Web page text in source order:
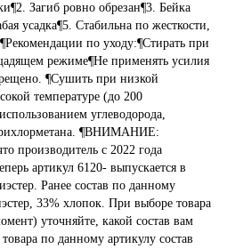
Загиб ровно обрезан¶3. Бейка
усадка¶5. Стабильна по жесткости,
по уходу:¶Стирать при
режиме¶Не применять усилия
¶Сушить при низкой
температуре (до 200
углеводорода,
¶ВНИМАНИЕ:
производитель с 2022 года
артикул 6120- выпускается в
Ранее состав по данному
33% хлопок. При выборе товара
уточняйте, какой состав вам
по данному артикулу состав